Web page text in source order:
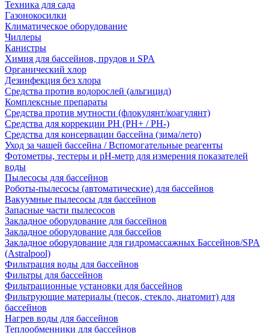
Техника для сада
Газонокосилки
Климатическое оборудование
Чиллеры
Канистры
Химия для бассейнов, прудов и SPA
Органический хлор
Дезинфекция без хлора
Средства против водорослей (альгицид)
Комплексные препараты
Средства против мутности (флокулянт/коагулянт)
Средства для коррекции PH (PH+ / PH-)
Средства для консервации бассейна (зима/лето)
Уход за чашей бассейна / Вспомогательные реагенты
Фотометры, тестеры и рН-метр для измерения показателей
воды
Пылесосы для бассейнов
Роботы-пылесосы (автоматические) для бассейнов
Вакуумные пылесосы для бассейнов
Запасные части пылесосов
Закладное оборудование для бассейнов
Закладное оборудование для бассейов
Закладное оборудование для гидромассажных Бассейнов/SPA
(Astralpool)
Фильтрация воды для бассейнов
Фильтры для бассейнов
Фильтрационные установки для бассейнов
Фильтрующие материалы (песок, стекло, диатомит) для
бассейнов
Нагрев воды для бассейнов
Теплообменники для бассейнов